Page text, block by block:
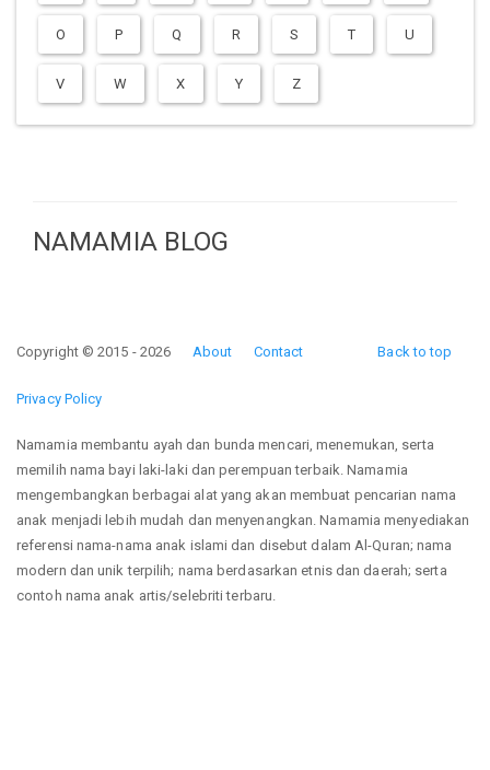
O P Q R S T U
V W X Y Z
NAMAMIA BLOG
Back to top
Copyright © 2015 - 2026 About Contact
Privacy Policy
Namamia membantu ayah dan bunda mencari, menemukan, serta
memilih nama bayi laki-laki dan perempuan terbaik. Namamia
mengembangkan berbagai alat yang akan membuat pencarian nama
anak menjadi lebih mudah dan menyenangkan. Namamia menyediakan
referensi nama-nama anak islami dan disebut dalam Al-Quran; nama
modern dan unik terpilih; nama berdasarkan etnis dan daerah; serta
contoh nama anak artis/selebriti terbaru.